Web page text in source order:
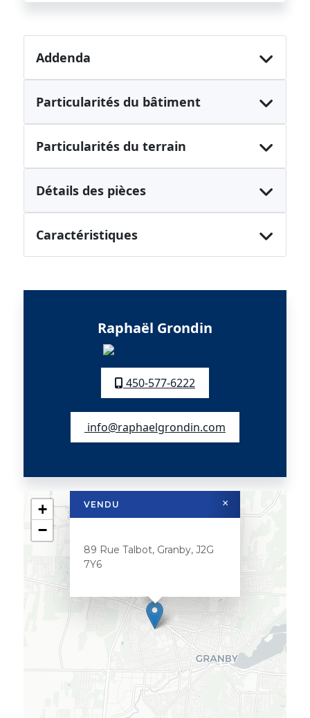
Addenda
Particularités du bâtiment
Particularités du terrain
Détails des pièces
Caractéristiques
Raphaël Grondin
450-577-6222
info@raphaelgrondin.com
VENDU
89 Rue Talbot, Granby, J2G
7Y6
×
+
−